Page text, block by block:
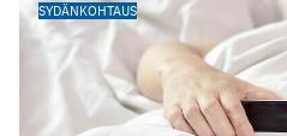
SYDÄNKOHTAUS